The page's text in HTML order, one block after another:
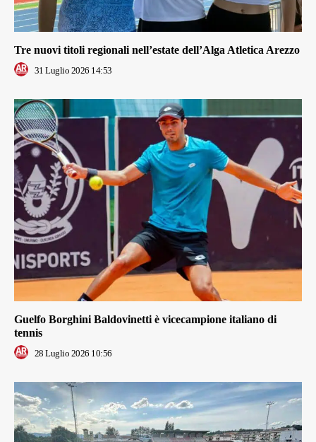
Tre nuovi titoli regionali nell’estate dell’Alga Atletica Arezzo
31 Luglio 2026 14:53
Guelfo Borghini Baldovinetti è vicecampione italiano di
tennis
28 Luglio 2026 10:56